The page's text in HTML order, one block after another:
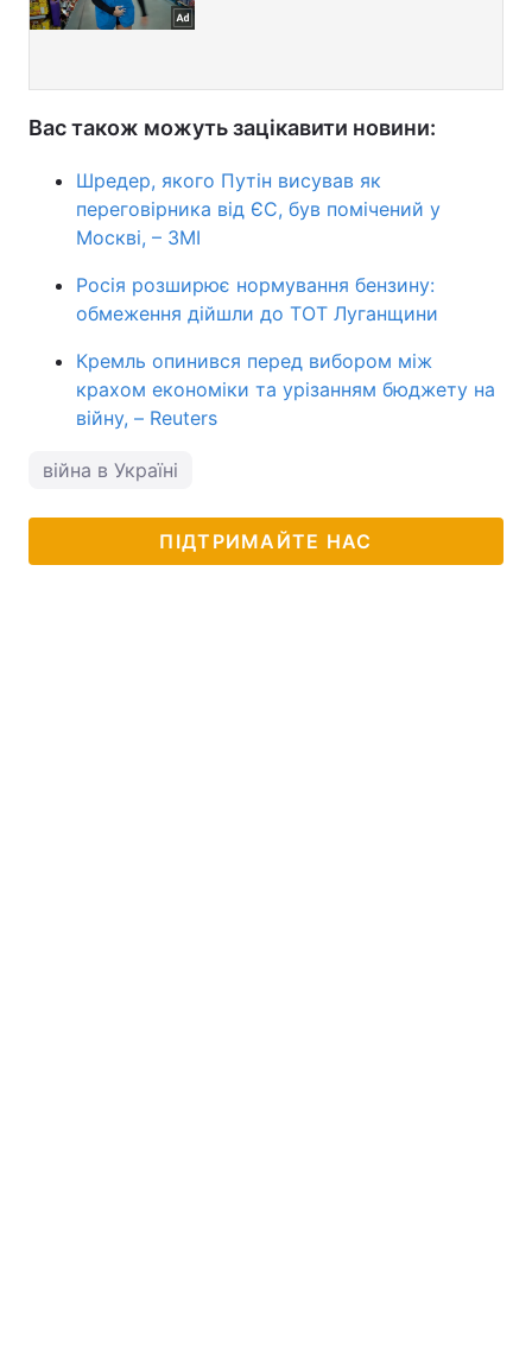
Вас також можуть зацікавити новини:
Шредер, якого Путін висував як
переговірника від ЄС, був помічений у
Москві, – ЗМІ
Росія розширює нормування бензину:
обмеження дійшли до ТОТ Луганщини
Кремль опинився перед вибором між
крахом економіки та урізанням бюджету на
війну, – Reuters
війна в Україні
ПІДТРИМАЙТЕ НАС